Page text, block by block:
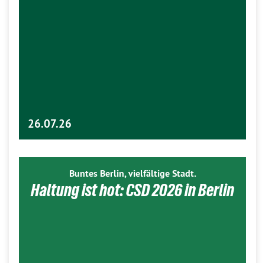
26.07.26
Buntes Berlin, vielfältige Stadt.
Haltung ist hot: CSD 2026 in Berlin